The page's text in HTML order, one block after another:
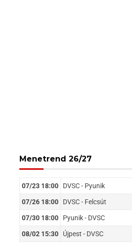
Menetrend 26/27
07/23 18:00 DVSC - Pyunik
07/26 18:00 DVSC - Felcsút
07/30 18:00 Pyunik - DVSC
08/02 15:30 Újpest - DVSC